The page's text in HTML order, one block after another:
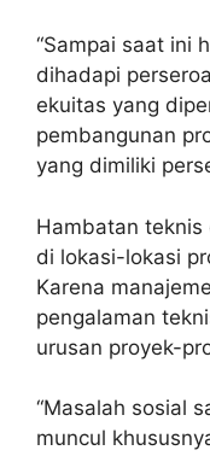
“Sampai saat ini
dihadapi
ekuitas yang
pembangunan
yang dimiliki
Hambatan teknis
di lokasi-lokasi
Karena
pengalaman
urusan proyek-
“Masalah sosial
muncul